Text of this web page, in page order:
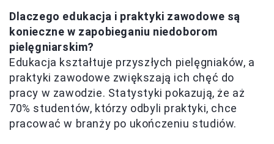
Dlaczego edukacja i praktyki zawodowe są
konieczne w zapobieganiu niedoborom
pielęgniarskim?
Edukacja kształtuje przyszłych pielęgniaków, a
praktyki zawodowe zwiększają ich chęć do
pracy w zawodzie. Statystyki pokazują, że aż
70% studentów, którzy odbyli praktyki, chce
pracować w branży po ukończeniu studiów.